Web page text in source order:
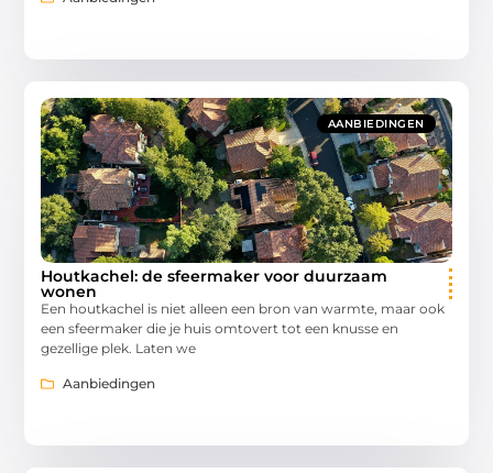
AANBIEDINGEN
Houtkachel: de sfeermaker voor duurzaam
wonen
Een houtkachel is niet alleen een bron van warmte, maar ook
een sfeermaker die je huis omtovert tot een knusse en
gezellige plek. Laten we
Aanbiedingen